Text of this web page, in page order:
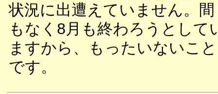
状況に出遭えていません。間
もなく8月も終わろうとして
ますから、もったいないこと
です。